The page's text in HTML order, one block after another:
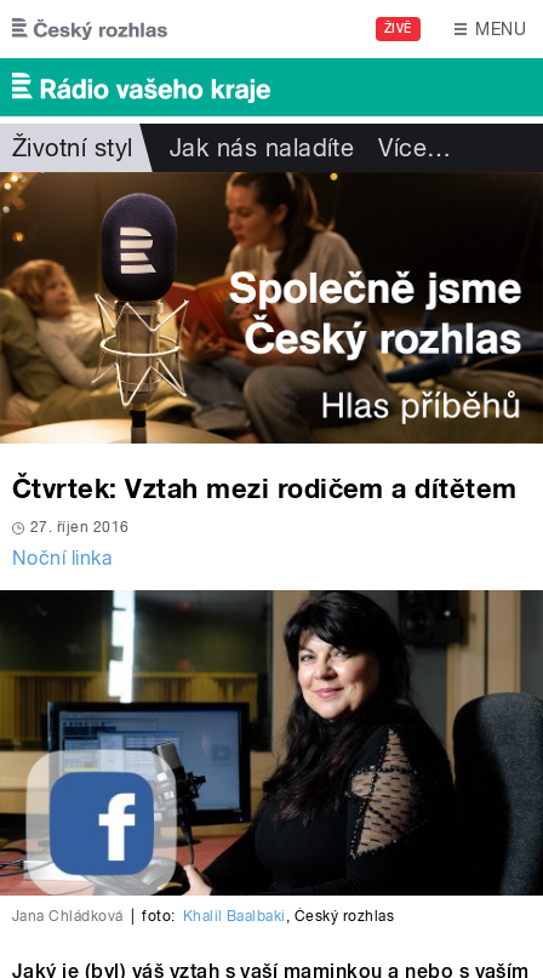
Přejít k hlavnímu obsahu
ŽIVĚ MENU
Životní styl Jak nás naladíte Více…
Čtvrtek: Vztah mezi rodičem a dítětem
27. říjen 2016
Noční linka
Jana Chládková foto: Khalil Baalbaki Český rozhlas
Jaký je (byl) váš vztah s vaší maminkou a nebo s vaším